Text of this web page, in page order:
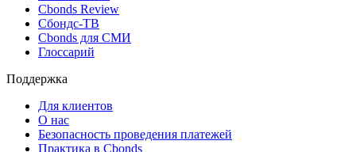
Новости и Аналитика
Новости рынка
Research Hub
Сбондс-ТВ
Глоссарий
Поддержка